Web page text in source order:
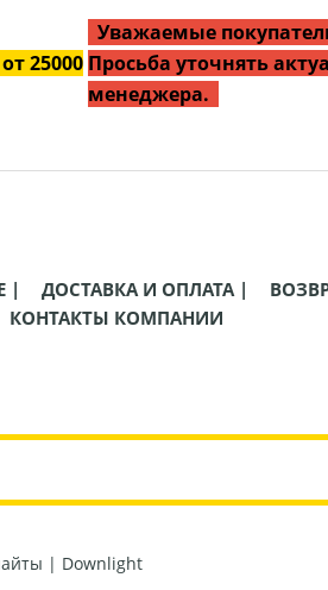
25000
Уважаемые
Просьба уточнять
менеджера.
| ДОСТАВКА И ОПЛАТА |
КОНТАКТЫ КОМПАНИИ
| Downlight